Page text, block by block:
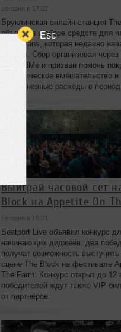
Esc
сегодня в 17:02
Бруклинская онлайн-станция
объявила о сборе средств для
Lola Evans, которая недавно
от рака. Сбор организован
GoFundMe и призван помочь
хирургическое вмешательство и
повседневные расходы в
Выиграй часовой сет
Block на Appetite On
сегодня в 16:01
Beatport Live объявил конкурс
начинающих диджеев: два
получат возможность выступить
сцене The Block на фестивале
The Farm. Конкурс открыт до 12
победителей ждут также
от партнёров.